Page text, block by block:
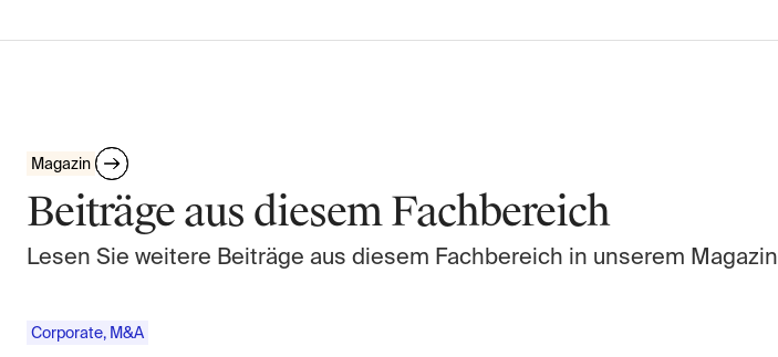
Magazin
Beiträge aus diesem Fachbereich
Lesen Sie weitere Beiträge aus diesem Fachbereich in unserem Magazin
Corporate, M&A